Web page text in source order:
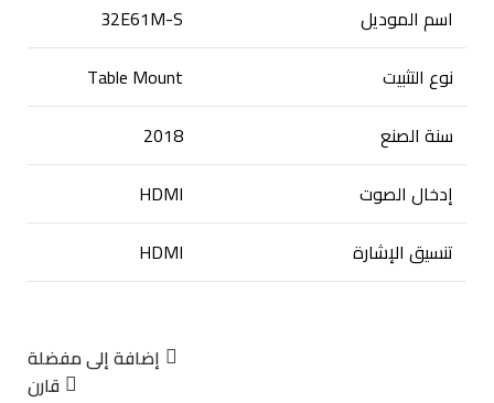
اسم الموديل
32E61M-S
نوع التثبيت
Table Mount
سنة الصنع
2018
إدخال الصوت
HDMI
تنسيق الإشارة
HDMI
إضافة إلى مفضلة
قارن